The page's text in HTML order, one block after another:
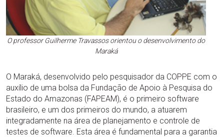
O professor Guilherme Travassos orientou o desenvolvimento do
Maraká
O Maraká, desenvolvido pelo pesquisador da COPPE com o
auxílio de uma bolsa da Fundação de Apoio à Pesquisa do
Estado do Amazonas (FAPEAM), é o primeiro software
brasileiro, e um dos primeiros do mundo, a atuarem
integradamente na área de planejamento e controle de
testes de software. Esta área é fundamental para a garantia